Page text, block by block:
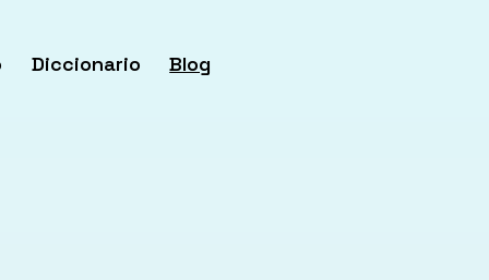
Diccionario Blog